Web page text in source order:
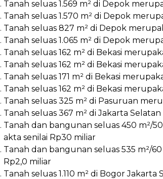
Tanah seluas 1.569 m² di Depok
Tanah seluas 1.570 m² di Depok
Tanah seluas 827 m² di Depok
Tanah seluas 1.065 m² di Depok
Tanah seluas 162 m² di Bekasi
Tanah seluas 162 m² di Bekasi
Tanah seluas 171 m² di Bekasi
Tanah seluas 162 m² di Bekasi
Tanah seluas 325 m² di Pasuruan
Tanah seluas 367 m² di Jakarta
Tanah dan bangunan seluas 450 m²/
akta senilai Rp30 miliar
Tanah dan bangunan seluas 535 m²/
Rp2,0 miliar
Tanah seluas 1.110 m² di Bogor